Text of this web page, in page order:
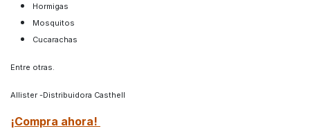
Hormigas
Mosquitos
Cucarachas
Entre otras.
Allister -Distribuidora Casthell
¡Compra ahora!